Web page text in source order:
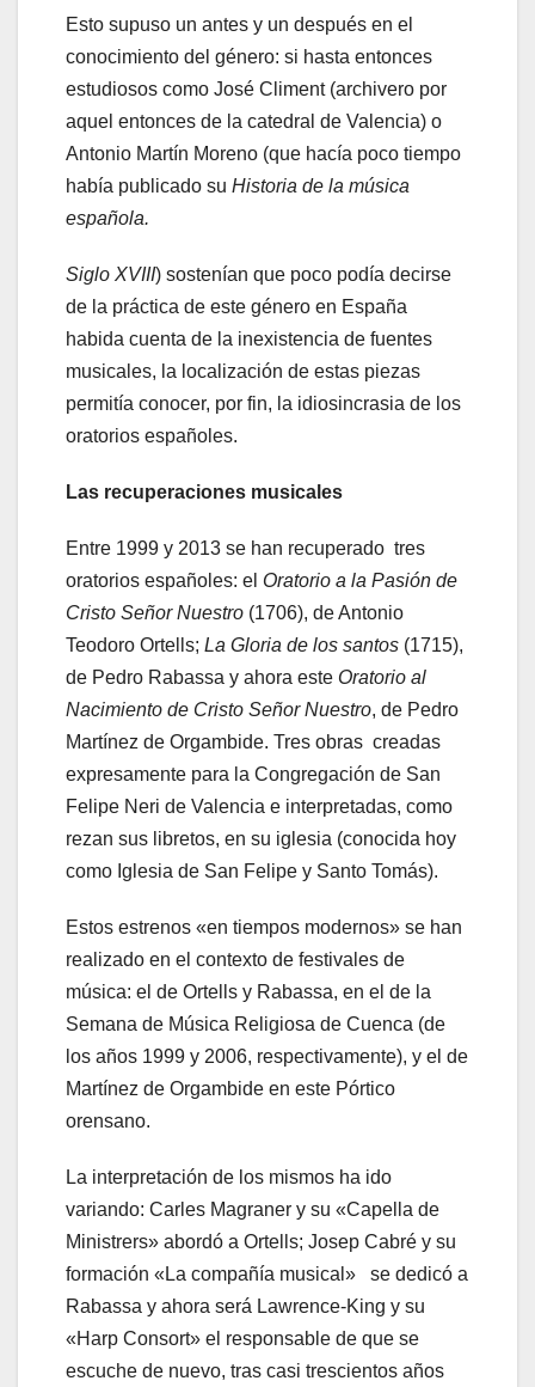
Esto supuso un antes y un después en el
conocimiento del género: si hasta entonces
estudiosos como José Climent (archivero por
aquel entonces de la catedral de Valencia) o
Antonio Martín Moreno (que hacía poco tiempo
había publicado su Historia de la música
española.
Siglo XVIII) sostenían que poco podía decirse
de la práctica de este género en España
habida cuenta de la inexistencia de fuentes
musicales, la localización de estas piezas
permitía conocer, por fin, la idiosincrasia de los
oratorios españoles.
Las recuperaciones musicales
Entre 1999 y 2013 se han recuperado tres
oratorios españoles: el Oratorio a la Pasión de
Cristo Señor Nuestro (1706), de Antonio
Teodoro Ortells; La Gloria de los santos (1715),
de Pedro Rabassa y ahora este Oratorio al
Nacimiento de Cristo Señor Nuestro, de Pedro
Martínez de Orgambide. Tres obras creadas
expresamente para la Congregación de San
Felipe Neri de Valencia e interpretadas, como
rezan sus libretos, en su iglesia (conocida hoy
como Iglesia de San Felipe y Santo Tomás).
Estos estrenos «en tiempos modernos» se han
realizado en el contexto de festivales de
música: el de Ortells y Rabassa, en el de la
Semana de Música Religiosa de Cuenca (de
los años 1999 y 2006, respectivamente), y el de
Martínez de Orgambide en este Pórtico
orensano.
La interpretación de los mismos ha ido
variando: Carles Magraner y su «Capella de
Ministrers» abordó a Ortells; Josep Cabré y su
formación «La compañía musical» se dedicó a
Rabassa y ahora será Lawrence-King y su
«Harp Consort» el responsable de que se
escuche de nuevo, tras casi trescientos años